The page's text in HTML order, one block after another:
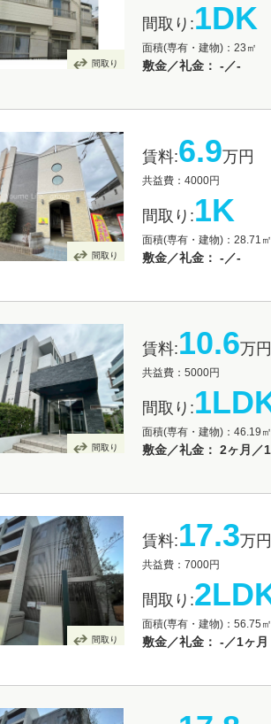
間取り
間取り:1DK
面積(専有・建物)：23㎡
敷金／礼金： -／-
間取り
賃料:6.9万円
共益費：4000円
間取り:1K
面積(専有・建物)：28.71㎡
敷金／礼金： -／-
間取り
賃料:10.6万円
共益費：5000円
間取り:
面積(専有・建物)：46.19㎡
敷金／礼金： 2ヶ月／1
間取り
賃料:17.3万円
共益費：7000円
間取り:
面積(専有・建物)：56.75㎡
敷金／礼金： -／1ヶ月